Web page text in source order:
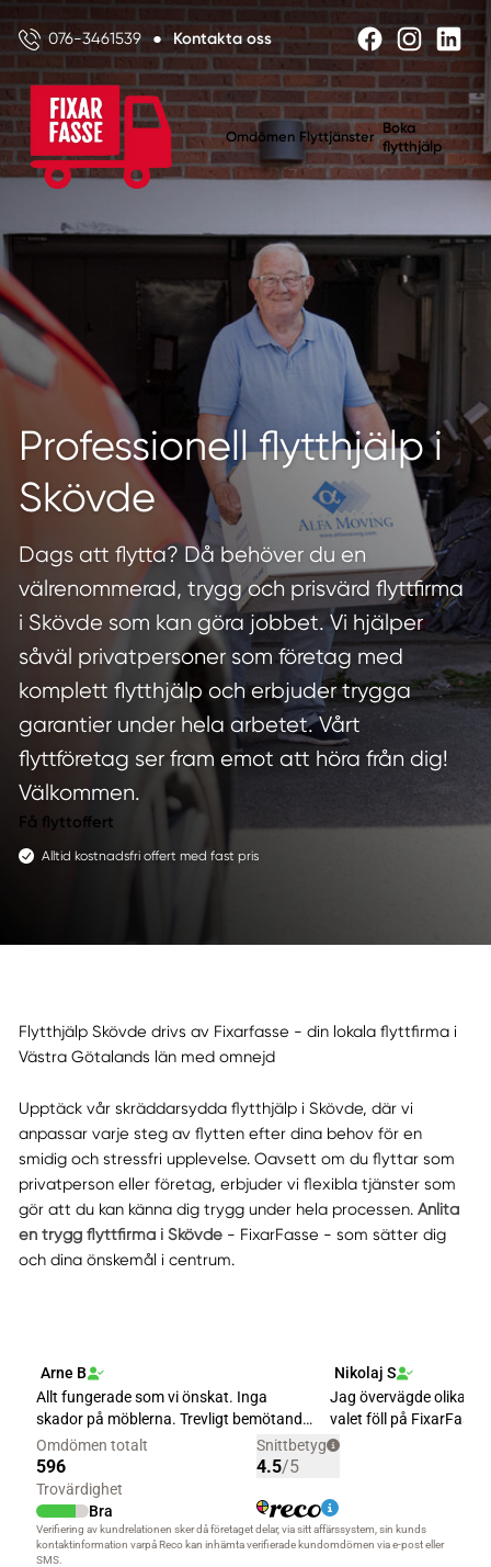
076-3461539 ● Kontakta oss
Omdömen Flyttjänster
Boka
flytthjälp
Professionell flytthjälp i
Skövde
Dags att flytta? Då behöver du en
välrenommerad, trygg och prisvärd flyttfirma
i Skövde som kan göra jobbet. Vi hjälper
såväl privatpersoner som företag med
komplett flytthjälp och erbjuder trygga
garantier under hela arbetet. Vårt
flyttföretag ser fram emot att höra från dig!
Välkommen.
Få flyttoffert
Alltid kostnadsfri offert med fast pris
Flytthjälp Skövde drivs av Fixarfasse - din lokala flyttfirma i
Västra Götalands län med omnejd
Upptäck vår skräddarsydda flytthjälp i Skövde, där vi
anpassar varje steg av flytten efter dina behov för en
smidig och stressfri upplevelse. Oavsett om du flyttar som
privatperson eller företag, erbjuder vi flexibla tjänster som
gör att du kan känna dig trygg under hela processen. Anlita
en trygg flyttfirma i Skövde- FixarFasse - som sätter dig
och dina önskemål i centrum.